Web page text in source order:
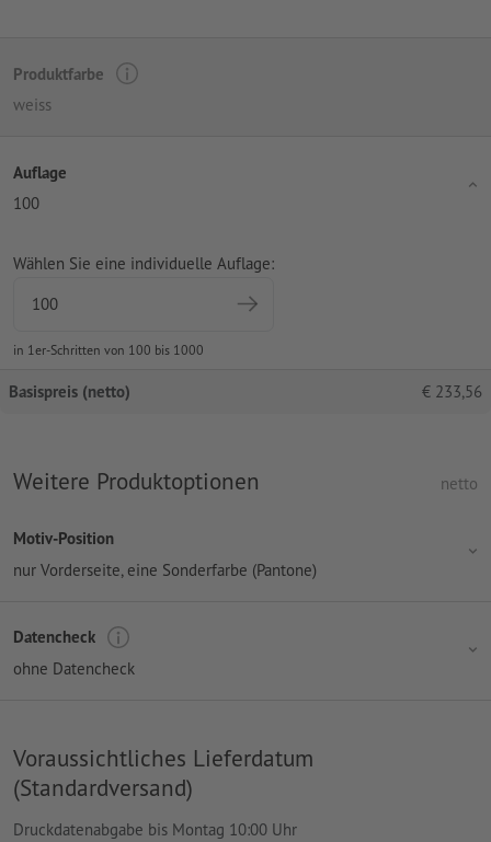
Produktfarbe
weiss
Auflage
100
Wählen Sie eine individuelle Auflage:
in 1er-Schritten von 100 bis 1000
Basispreis (netto) € 233,56
Weitere Produktoptionen netto
Motiv-Position
nur Vorderseite, eine Sonderfarbe (Pantone)
Datencheck
ohne Datencheck
Voraussichtliches Lieferdatum
(Standardversand)
Druckdatenabgabe bis Montag 10:00 Uhr